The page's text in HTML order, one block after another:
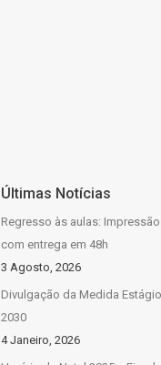
Últimas Notícias
Regresso às aulas:
com entrega em 48h
3 Agosto, 2026
Divulgação da Medida
2030
4 Janeiro, 2026